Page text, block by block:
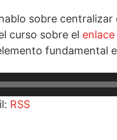
sobre
curso sobre el
fundamental
RSS